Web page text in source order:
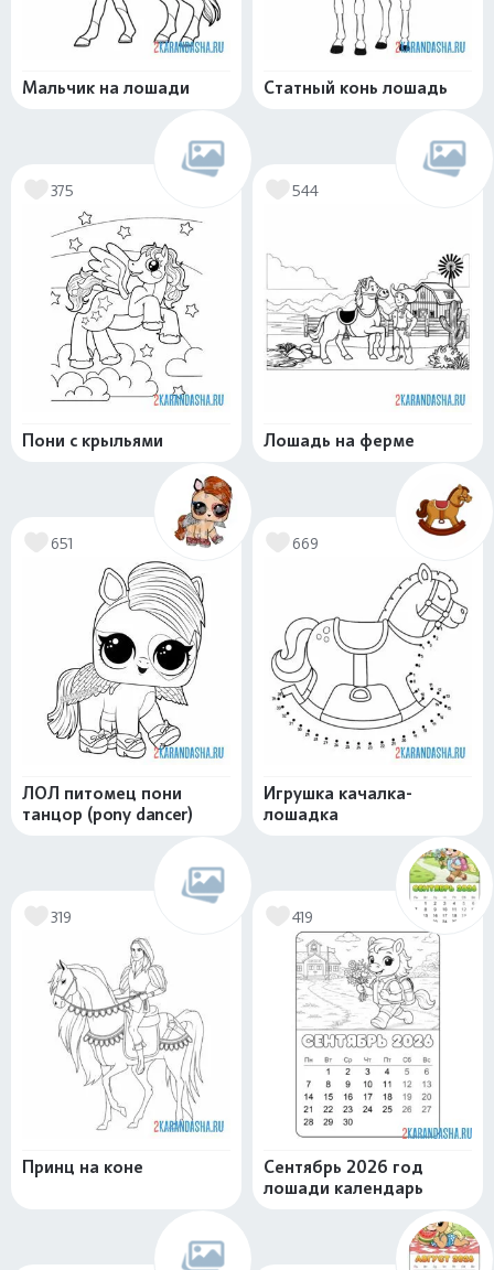
Мальчик на лошади Статный конь лошадь
375
Пони с крыльями
544
Лошадь на ферме
651
ЛОЛ питомец пони
танцор (pony dancer)
669
Игрушка качалка-
лошадка
319
Принц на коне
419
Сентябрь 2026 год
лошади календарь